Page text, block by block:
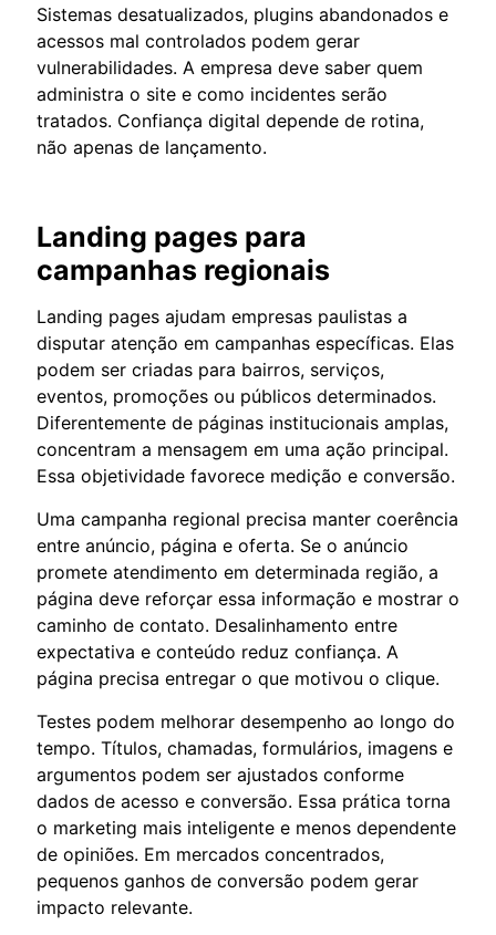
Sistemas desatualizados, plugins abandonados e
acessos mal controlados podem gerar
vulnerabilidades. A empresa deve saber quem
administra o site e como incidentes serão
tratados. Confiança digital depende de rotina,
não apenas de lançamento.
Landing pages para
campanhas regionais
Landing pages ajudam empresas paulistas a
disputar atenção em campanhas específicas. Elas
podem ser criadas para bairros, serviços,
eventos, promoções ou públicos determinados.
Diferentemente de páginas institucionais amplas,
concentram a mensagem em uma ação principal.
Essa objetividade favorece medição e conversão.
Uma campanha regional precisa manter coerência
entre anúncio, página e oferta. Se o anúncio
promete atendimento em determinada região, a
página deve reforçar essa informação e mostrar o
caminho de contato. Desalinhamento entre
expectativa e conteúdo reduz confiança. A
página precisa entregar o que motivou o clique.
Testes podem melhorar desempenho ao longo do
tempo. Títulos, chamadas, formulários, imagens e
argumentos podem ser ajustados conforme
dados de acesso e conversão. Essa prática torna
o marketing mais inteligente e menos dependente
de opiniões. Em mercados concentrados,
pequenos ganhos de conversão podem gerar
impacto relevante.